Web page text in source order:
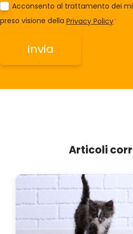
Acconsento al trattamento dei
preso visione della Privacy Policy*
Articoli